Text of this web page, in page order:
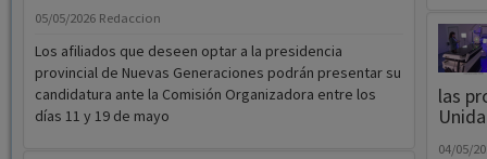
05/05/2026 Redaccion
Los afiliados que deseen optar a la presidencia
provincial de Nuevas Generaciones podrán presentar su
candidatura ante la Comisión Organizadora entre los
días 11 y 19 de mayo
las
04/05/